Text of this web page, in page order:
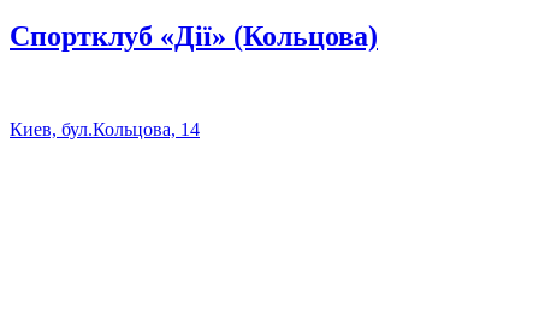
Спортклуб «Дії» (Кольцова)
Киев, бул.Кольцова, 14